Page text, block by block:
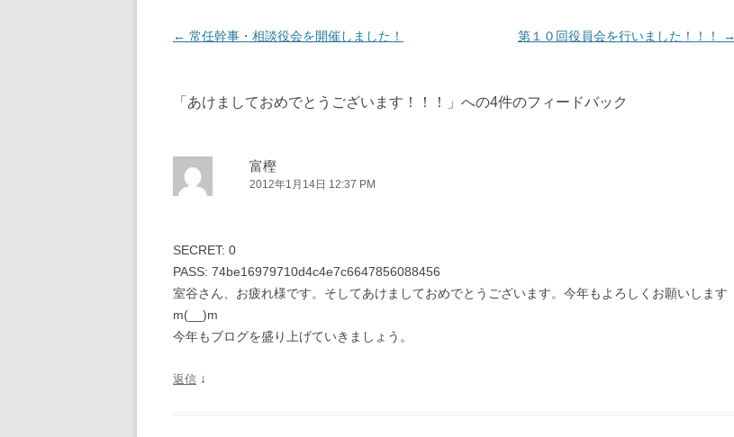
投
シ
← 常任幹事・相談役会を開催しました！ 第１０回役員会を行いました！！！ →
「 あけましておめでとうございます！！！ 」への4件のフィードバック
富樫
2012年1月14日 12:37 PM
SECRET: 0
PASS: 74be16979710d4c4e7c6647856088456
室谷さん、お疲れ様です。そしてあけましておめでとうございます。今年もよろしくお願いします
m(__)m
今年もブログを盛り上げていきましょう。
返信 ↓